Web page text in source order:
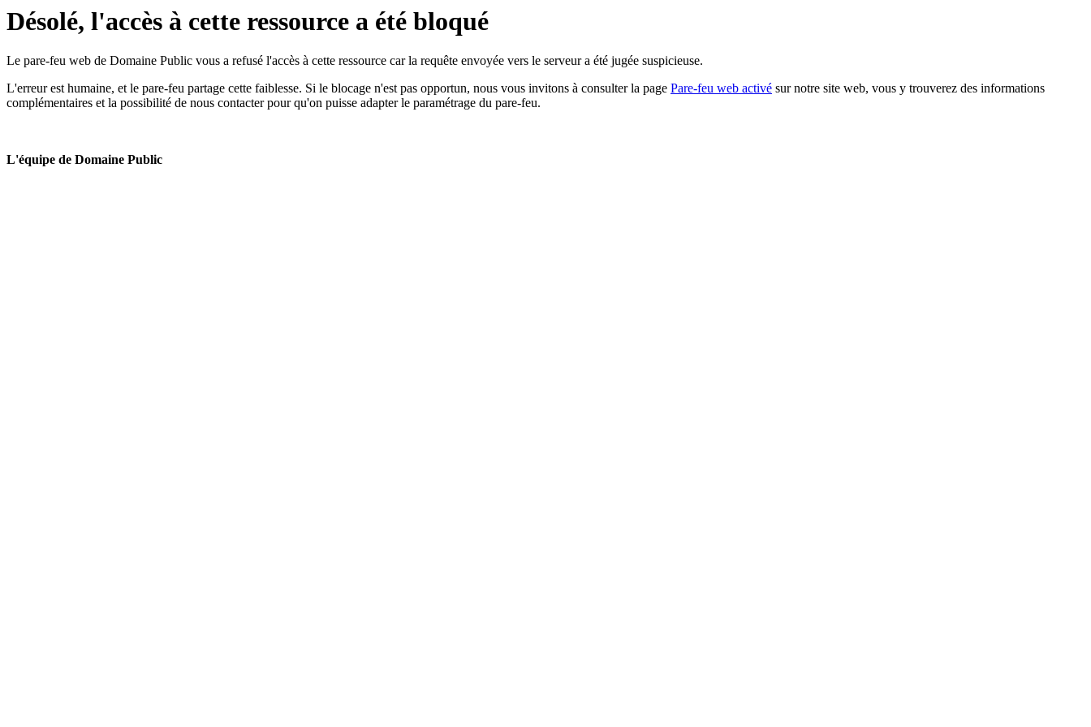
Désolé, l'accès à cette ressource a été bloqué
Le pare-feu web de Domaine Public vous a refusé l'accès à cette ressource car la requête envoyée vers le serveur a été jugée suspicieuse.
L'erreur est humaine, et le pare-feu partage cette faiblesse. Si le blocage n'est pas opportun, nous vous invitons à consulter la page Pare-feu web activé sur notre site web, vous y trouverez des informations
complémentaires et la possibilité de nous contacter pour qu'on puisse adapter le paramétrage du pare-feu.
L'équipe de Domaine Public